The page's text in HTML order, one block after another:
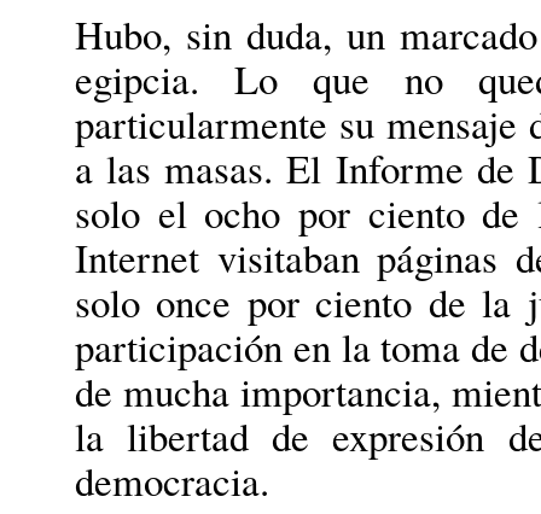
Hubo, sin duda, un
egipcia. Lo que no
particularmente su
a las masas. El Informe de
solo el ocho por ciento de
Internet visitaban páginas
solo once por ciento de la
participación en la toma de
de mucha importancia,
la libertad de expresión
democracia.